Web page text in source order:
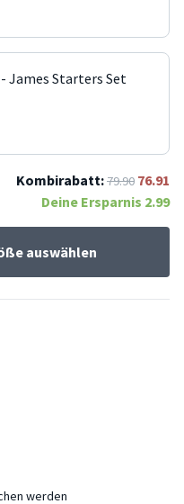
James Starters Set
Kombirabatt:79.90 76.91
Deine Ersparnis 2.99
auswählen
werden